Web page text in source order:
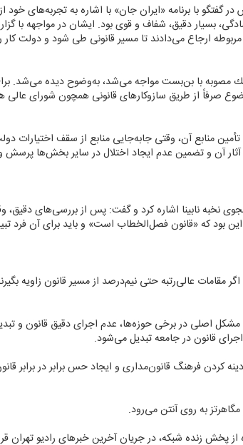
گفتگو با برنامه «ایران‌ جان» با اشاره به تجربه‌های خود
بسیار دقیق، شفاف و قوی بود. ایشان در مواجهه با
ارجاع می‌دادند تا مسیر قانونی طی شود و دولت كار
یك مصوبه با بن‌بست مواجه می‌شد، به‌وضوح دیده می‌شد.
صرفاً از طریق سازوكارهای قانونی همچون شورای عالی
منابع آن، وقتی جابه‌جایی منابع از سقف اختیارات
آن و تضمین عدم ایجاد اختلال در سایر بخش‌ها
نخبه نابینا اشاره كرد و گفت: پس از بررسی‌های
بود كه «قانون فصل‌الخطاب است» و باید برای آن فرد
عالی‌رتبه حتی نیم‌درصد از مسیر قانون زاویه
مشكل اصلی در برخی حوزه‌ها، عدم اجرای دقیق قانون و
قانون در جامعه تبدیل می‌شود.
كردن فرهنگ قانون‌مداری و ایجاد حس برابر در برابر